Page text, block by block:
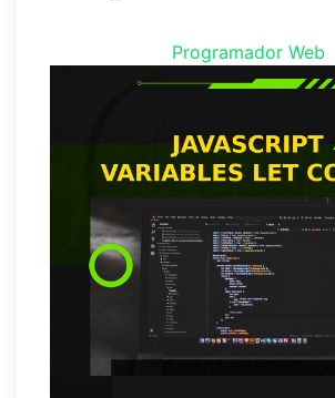
Programador Web